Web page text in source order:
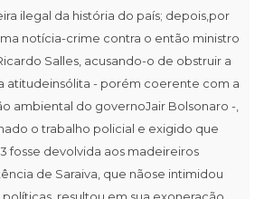
ilegal da história do país; depois,por
notícia-crime contra o então ministro
Salles, acusando-o de obstruir a
atitudeinsólita - porém coerente com a
ambiental do governoJair Bolsonaro -,
o trabalho policial e exigido que
fosse devolvida aos madeireiros
de Saraiva, que nãose intimidou
resultou em sua exoneração